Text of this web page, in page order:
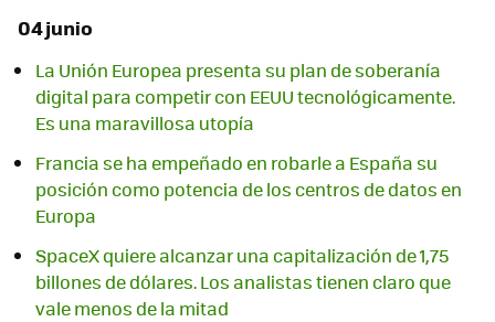
04 junio
La Unión Europea presenta su plan de soberanía
digital para competir con EEUU tecnológicamente.
Es una maravillosa utopía
Francia se ha empeñado en robarle a España su
posición como potencia de los centros de datos en
Europa
SpaceX quiere alcanzar una capitalización de 1,75
billones de dólares. Los analistas tienen claro que
vale menos de la mitad